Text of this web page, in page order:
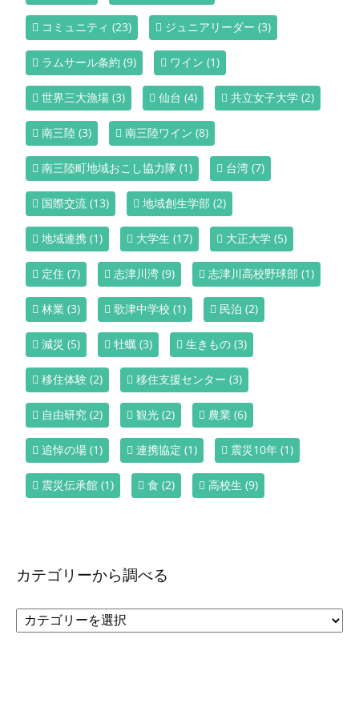
コミュニティ (23) ジュニアリーダー (3)
ラムサール条約 (9) ワイン (1)
世界三大漁場 (3) 仙台 (4) 共立女子大学 (2)
南三陸 (3) 南三陸ワイン (8)
南三陸町地域おこし協力隊 (1) 台湾 (7)
国際交流 (13) 地域創生学部 (2)
地域連携 (1) 大学生 (17) 大正大学 (5)
定住 (7) 志津川湾 (9) 志津川高校野球部 (1)
林業 (3) 歌津中学校 (1) 民泊 (2)
減災 (5) 牡蠣 (3) 生きもの (3)
移住体験 (2) 移住支援センター (3)
自由研究 (2) 観光 (2) 農業 (6)
追悼の場 (1) 連携協定 (1) 震災10年 (1)
震災伝承館 (1) 食 (2) 高校生 (9)
カテゴリーから調べる
カ
テ